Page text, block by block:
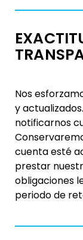
Nos
y
notificarnos
cuenta esté
prestar
obligaciones
periodo de